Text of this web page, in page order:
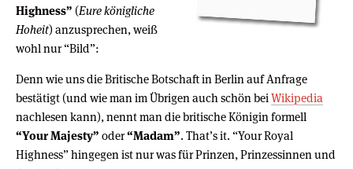
Highness” (Eure königliche
Hoheit) anzusprechen, weiß
wohl nur “Bild”:
Denn wie uns die Britische Botschaft in Berlin auf Anfrage
bestätigt (und wie man im Übrigen auch schön bei Wikipedia
nachlesen kann), nennt man die britische Königin formell
“Your Majesty” oder“Madam”. That’s it. “Your Royal
Highness” hingegen ist nur was für Prinzen, Prinzessinnen und